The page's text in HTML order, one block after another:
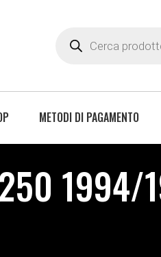
METODI DI PAGAMENTO
1994/